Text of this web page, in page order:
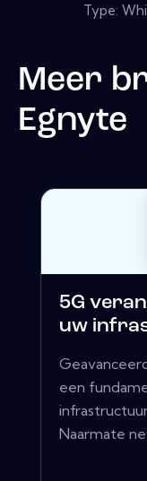
Type:
Meer
Egnyte
5G
uw
een
Naarmate